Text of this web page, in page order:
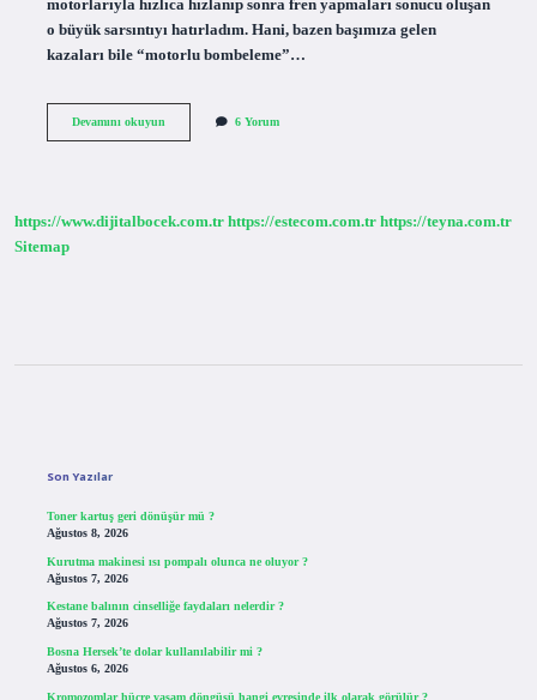
motorlarıyla hızlıca hızlanıp sonra fren yapmaları sonucu oluşan
o büyük sarsıntıyı hatırladım. Hani, bazen başımıza gelen
kazaları bile “motorlu bombeleme”…
Devamını okuyunMotorlu
6 Yorum
https://www.dijitalbocek.com.tr https://estecom.com.tr https://teyna.com.tr
Sitemap
Son Yazılar
Toner kartuş geri dönüşür mü ?
Ağustos 8, 2026
Kurutma makinesi ısı pompalı olunca ne oluyor ?
Ağustos 7, 2026
Kestane balının cinselliğe faydaları nelerdir ?
Ağustos 7, 2026
Bosna Hersek’te dolar kullanılabilir mi ?
Ağustos 6, 2026
Kromozomlar hücre yaşam döngüsü hangi evresinde ilk olarak görülür ?